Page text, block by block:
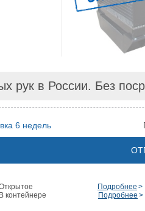
рук в России. Без
6 недель
Подробнее
В контейнере
Подробнее